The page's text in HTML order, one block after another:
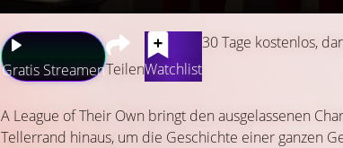
Gratis StreamenTeilenWatchlist
30 Tage kostenlos,
A League of Their Own bringt den ausgelassenen
Tellerrand hinaus, um die Geschichte einer ganzen